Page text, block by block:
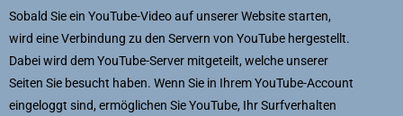
Sobald Sie ein YouTube-Video auf unserer Website starten,
wird eine Verbindung zu den Servern von YouTube hergestellt.
Dabei wird dem YouTube-Server mitgeteilt, welche unserer
Seiten Sie besucht haben. Wenn Sie in Ihrem YouTube-Account
eingeloggt sind, ermöglichen Sie YouTube, Ihr Surfverhalten